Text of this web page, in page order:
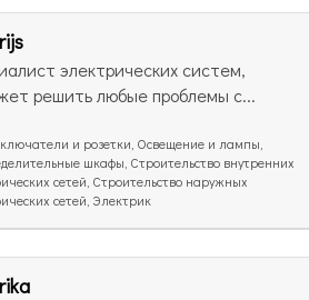
электрических систем,
решить любые проблемы с...
и розетки, Освещение и лампы,
шкафы, Строительство внутренних
сетей, Строительство наружных
сетей, Электрик